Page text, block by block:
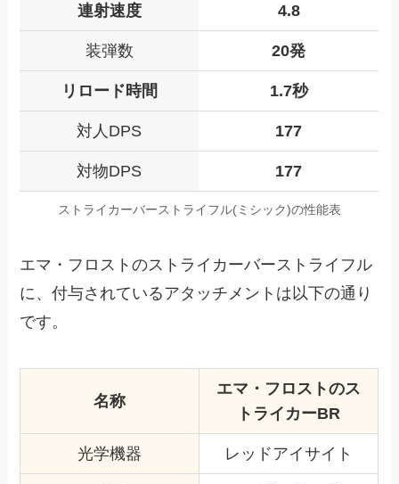
連射速度 4.8
装弾数 20発
リロード時間 1.7秒
対人 DPS 177
対物DPS 177
ストライカーバーストライフル(ミシック)の性能表
エマ・フロストのストライカーバーストライフル
に、付与されているアタッチメントは以下の通り
です。
名称
エマ・フロストのス
トライカーBR
光学機器 レッドアイサイト